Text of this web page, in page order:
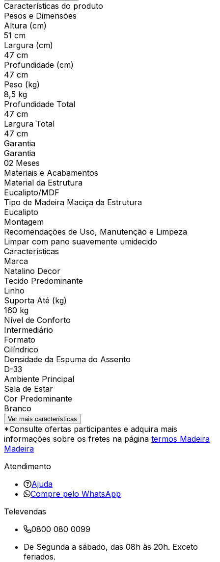
Características do produto
Pesos e Dimensões
Altura (cm)
51 cm
Largura (cm)
47 cm
Profundidade (cm)
47 cm
Peso (kg)
8,5 kg
Profundidade Total
47 cm
Largura Total
47 cm
Garantia
Garantia
02 Meses
Materiais e Acabamentos
Material da Estrutura
Eucalipto/MDF
Tipo de Madeira Maciça da Estrutura
Eucalipto
Montagem
Recomendações de Uso, Manutenção e Limpeza
Limpar com pano suavemente umidecido
Características
Marca
Natalino Decor
Tecido Predominante
Linho
Suporta Até (kg)
160 kg
Nível de Conforto
Intermediário
Formato
Cilíndrico
Densidade da Espuma do Assento
D-33
Ambiente Principal
Sala de Estar
Cor Predominante
Branco
Ver mais características
*Consulte ofertas participantes e adquira mais
informações sobre os fretes na página termos Madeira
Madeira
Atendimento
Ajuda
Compre pelo WhatsApp
Televendas
0800 080 0099
De Segunda a sábado, das 08h às 20h. Exceto
feriados.